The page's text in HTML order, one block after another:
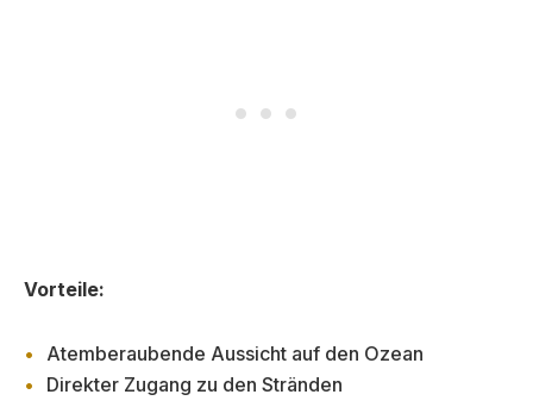
Vorteile:
Atemberaubende Aussicht auf den Ozean
Direkter Zugang zu den Stränden